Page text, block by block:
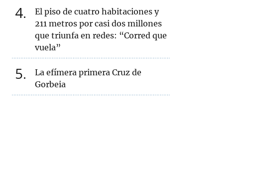
4
El piso de cuatro habitaciones y
211 metros por casi dos millones
que triunfa en redes: “Corred que
vuela”
5
La efímera primera Cruz de
Gorbeia